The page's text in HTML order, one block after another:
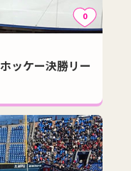
0
ッケー決勝リー